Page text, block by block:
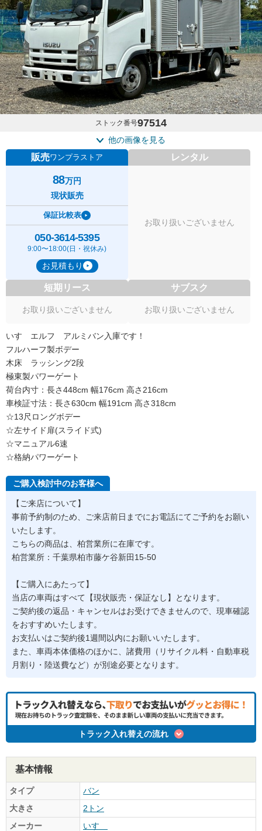
ストック番号97514
他の画像を見る
販売ワンプラストア
88万円
現状販売
保証比較表
050-3614-5395
9:00〜18:00(日・祝休み)
お見積もり
レンタル
お取り扱いございません
短期リース
お取り扱いございません
サブスク
お取り扱いございません
いすゞエルフ アルミバン入庫です！
フルハーフ製ボデー
木床 ラッシング2段
極東製パワーゲート
荷台内寸：長さ448cm 幅176cm 高さ216cm
車検証寸法：長さ630cm 幅191cm 高さ318cm
☆13尺ロングボデー
☆左サイド扉(スライド式)
☆マニュアル6速
☆格納パワーゲート
ご購入検討中のお客様へ
【ご来店について】
事前予約制のため、ご来店前日までにお電話にてご予約をお願い
いたします。
こちらの商品は、柏営業所に在庫です。
柏営業所：千葉県柏市藤ケ谷新田15-50
【ご購入にあたって】
当店の車両はすべて【現状販売・保証なし】となります。
ご契約後の返品・キャンセルはお受けできませんので、現車確認
をおすすめいたします。
お支払いはご契約後1週間以内にお願いいたします。
また、車両本体価格のほかに、諸費用（リサイクル料・自動車税
月割り・陸送費など）が別途必要となります。
トラック入れ替えの流れ
基本情報
タイプ
バン
大きさ
2トン
メーカー
いすゞ